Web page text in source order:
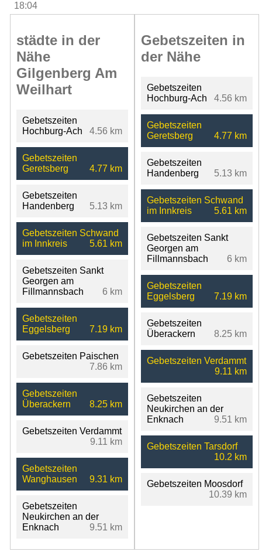
18:04
städte in der
Nähe
Gilgenberg Am
Weilhart
Gebetszeiten
Hochburg-Ach
4.56 km
Gebetszeiten
Geretsberg
4.77 km
Gebetszeiten
Handenberg
5.13 km
Gebetszeiten Schwand
im Innkreis
5.61 km
Gebetszeiten Sankt
Georgen am
Fillmannsbach
6 km
Gebetszeiten
Eggelsberg
7.19 km
Gebetszeiten Paischen
7.86 km
Gebetszeiten
Überackern
8.25 km
Gebetszeiten Verdammt
9.11 km
Gebetszeiten
Wanghausen
9.31 km
Gebetszeiten
Neukirchen an der
Enknach
9.51 km
Gebetszeiten in
der Nähe
Gebetszeiten
Hochburg-Ach
4.56 km
Gebetszeiten
Geretsberg
4.77 km
Gebetszeiten
Handenberg
5.13 km
Gebetszeiten Schwand
im Innkreis
5.61 km
Gebetszeiten Sankt
Georgen am
Fillmannsbach
6 km
Gebetszeiten
Eggelsberg
7.19 km
Gebetszeiten
Überackern
8.25 km
Gebetszeiten Verdammt
9.11 km
Gebetszeiten
Neukirchen an der
Enknach
9.51 km
Gebetszeiten Tarsdorf
10.2 km
Gebetszeiten Moosdorf
10.39 km